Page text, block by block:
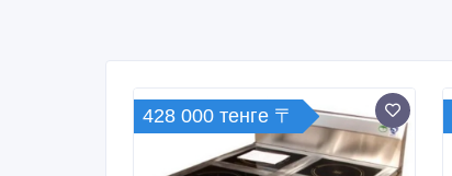
428 000 тенге 〒